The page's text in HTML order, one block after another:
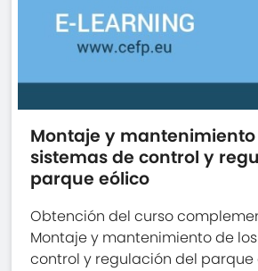
Montaje y mantenimiento
sistemas de control y
parque eólico
Obtención del curso
Montaje y mantenimiento de
control y regulación del parque